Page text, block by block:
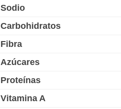
Sodio
Carbohidratos
Fibra
Azúcares
Proteínas
Vitamina A